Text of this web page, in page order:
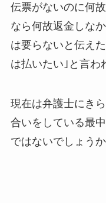
伝票がないのに何
なら何故返金しな
は要らないと伝え
は払いたい｣と言わ
現在は弁護士にき
合いをしている最
ではないでしょうか